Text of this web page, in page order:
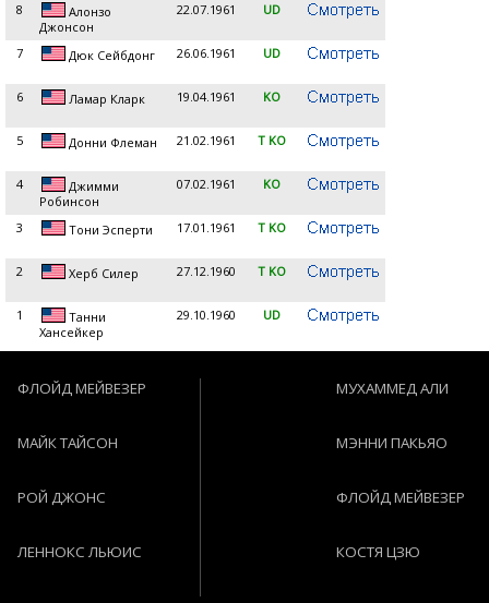
8
Алонзо
Джонсон
22.07.1961 UD
7 Дюк Сейбдонг 26.06.1961 UD
6 Ламар Кларк 19.04.1961 KO
5 Донни Флеман 21.02.1961 T KO
4
Джимми
Робинсон
07.02.1961 KO
3 Тони Эсперти 17.01.1961 T KO
2 Херб Силер 27.12.1960 T KO
1
Танни
Хансейкер
29.10.1960 UD
ФЛОЙД МЕЙВЕЗЕР
МАЙК ТАЙСОН
РОЙ ДЖОНС
ЛЕННОКС ЛЬЮИС
МУХАММЕД АЛИ
МЭННИ ПАКЬЯО
ФЛОЙД МЕЙВЕЗЕР
КОСТЯ ЦЗЮ